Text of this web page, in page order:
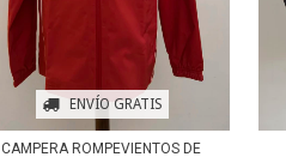
ENVÍO GRATIS
CAMPERA ROMPEVIENTOS DE